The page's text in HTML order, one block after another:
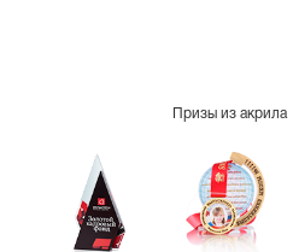
Призы из акрила